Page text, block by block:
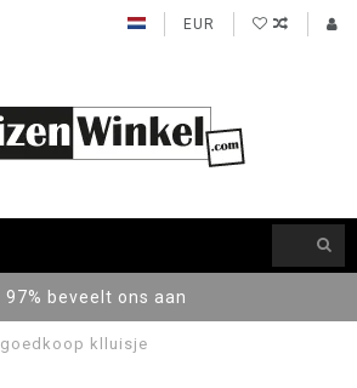
EUR
97% beveelt ons aan
goedkoop klluisje